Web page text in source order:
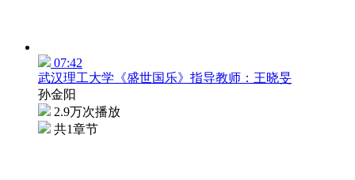
07:42
武汉理工大学《盛世国乐》指导教师：王晓旻
孙金阳
2.9万次播放
共1章节